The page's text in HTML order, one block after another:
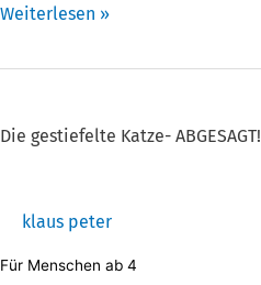
Weiterlesen »
Die gestiefelte Katze- ABGESAGT!
klaus peter
Für Menschen ab 4
Katze-
ABGESAGT!